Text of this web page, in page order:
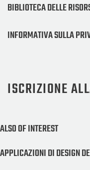
BIBLIOTECA DELLE
INFORMATIVA SULLA
ISCRIZIONE
ALSO OF INTEREST
APPLICAZIONI DI DESIGN